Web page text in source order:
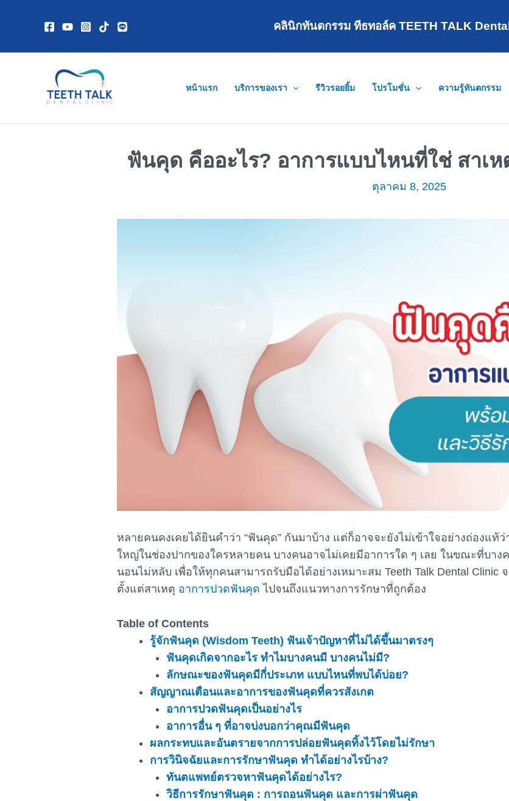
คลินิกทันตกรรม ทีธทอล์ค TEETH TALK
หน้าแรก บริการของเรา รีวิวรอยยิ้ม โปรโมชั่น ความรู้ทันตกรรม
ฟันคุด คืออะไร? อาการแบบไหนที่ใช่ สาเ
ตุลาคม 8, 2025
หลายคนคงเคยได้ยินคำว่า “ฟันคุด” กันมาบ้าง แต่ก็อาจจะยังไม่เข้าใจอย่างถ่องแท้
ใหญ่ในช่องปากของใครหลายคน บางคนอาจไม่เคยมีอาการใด ๆ เลย ในขณะที่บา
นอนไม่หลับ เพื่อให้ทุกคนสามารถรับมือได้อย่างเหมาะสม Teeth Talk Dental Clinic
ตั้งแต่สาเหตุ อาการปวดฟันคุด ไปจนถึงแนวทางการรักษาที่ถูกต้อง
Table of Contents
รู้จักฟันคุด (Wisdom Teeth) ฟันเจ้าปัญหาที่ไม่ได้ขึ้นมาตรงๆ
ฟันคุดเกิดจากอะไร ทำไมบางคนมี บางคนไม่มี?
ลักษณะของฟันคุดมีกี่ประเภท แบบไหนที่พบได้บ่อย?
สัญญาณเตือนและอาการของฟันคุดที่ควรสังเกต
อาการปวดฟันคุดเป็นอย่างไร
อาการอื่น ๆ ที่อาจบ่งบอกว่าคุณมีฟันคุด
ผลกระทบและอันตรายจากการปล่อยฟันคุดทิ้งไว้โดยไม่รักษา
การวินิจฉัยและการรักษาฟันคุด ทำได้อย่างไรบ้าง?
ทันตแพทย์ตรวจหาฟันคุดได้อย่างไร?
วิธีการรักษาฟันคุด : การถอนฟันคุด และการผ่าฟันคุด